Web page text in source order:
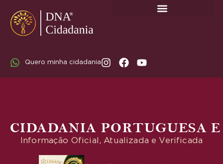
Quero minha cidadania
CIDADANIA PORTUGUESA
Informação Oficial, Atualizada e Verificada